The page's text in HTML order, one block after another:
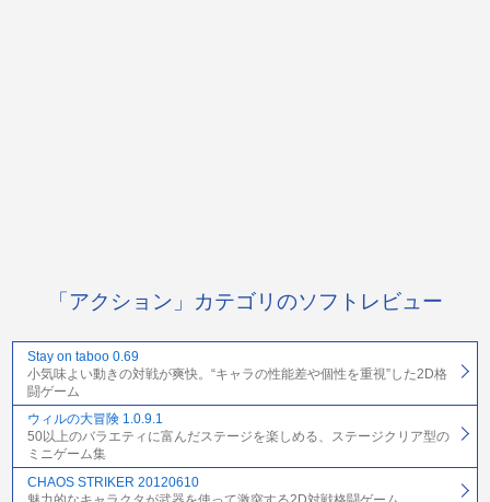
「アクション」カテゴリのソフトレビュー
Stay on taboo 0.69
小気味よい動きの対戦が爽快。“キャラの性能差や個性を重視”した2D格
闘ゲーム
ウィルの大冒険 1.0.9.1
50以上のバラエティに富んだステージを楽しめる、ステージクリア型の
ミニゲーム集
CHAOS STRIKER 20120610